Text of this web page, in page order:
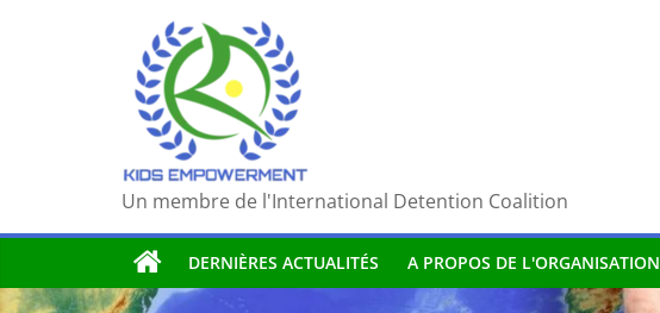
Un membre de l'International Detention Coalition
DERNIÈRES ACTUALITÉS A PROPOS DE L'ORGANISATION